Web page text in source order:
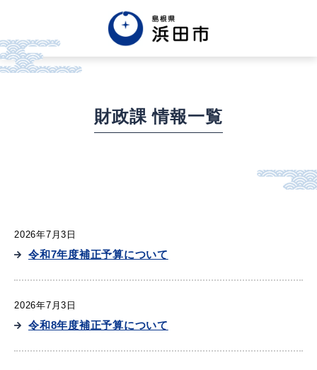
Tiếng việt
産業・ビジネス
財政課 情報一覧
2026年7月3日
令和7年度補正予算について
2026年7月3日
令和8年度補正予算について